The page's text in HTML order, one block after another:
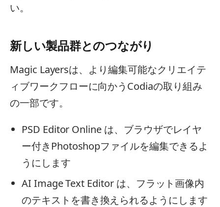
い。
新しい製品群とのつながり
Magic Layersは、より編集可能なクリエイテ
ィブワークフローに向かうCodiaの取り組み
の一部です。
PSD Editor Online は、ブラウザでレイヤ
ー付きPhotoshopファイルを編集できるよ
うにします
AI Image Text Editor は、フラット画像内
のテキストを書き換えられるようにします